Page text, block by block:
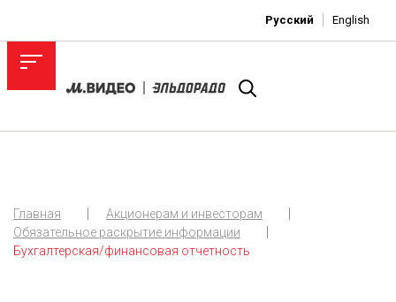
Русский English
Главная
Акционерам и инвесторам
Обязательное раскрытие информации
Бухгалтерская/финансовая отчетность